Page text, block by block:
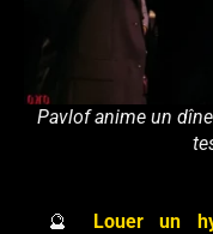
Pavlof anime un
🔮 Louer un